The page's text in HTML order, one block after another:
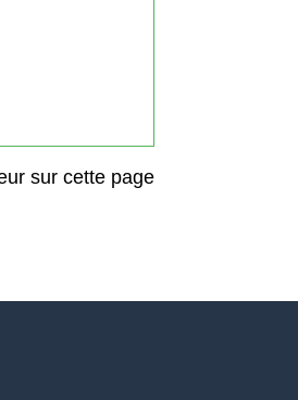
sur cette page